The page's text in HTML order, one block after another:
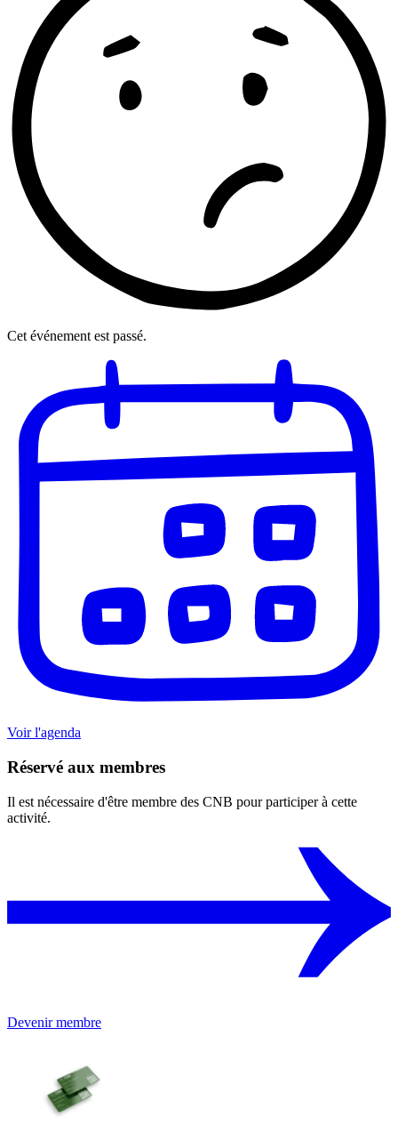
Cet événement est passé.
Voir l'agenda
Réservé aux membres
Il est nécessaire d'être membre des CNB pour participer à cette
activité.
Devenir membre